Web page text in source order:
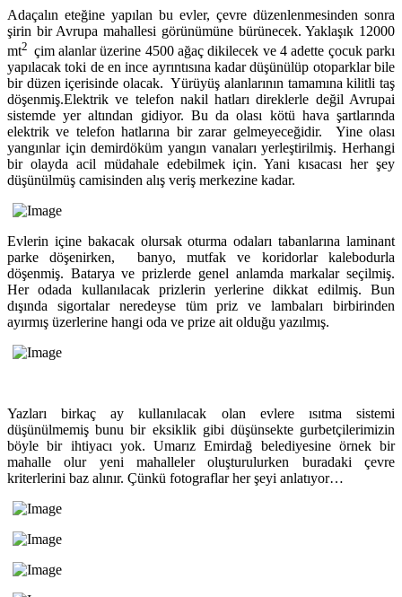
Adaçalın eteğine yapılan bu evler, çevre düzenlenmesinden sonra
şirin bir Avrupa mahallesi görünümüne bürünecek. Yaklaşık 12000
mt2 çim alanlar üzerine 4500 ağaç dikilecek ve 4 adette çocuk parkı
yapılacak toki de en ince ayrıntısına kadar düşünülüp otoparklar bile
bir düzen içerisinde olacak. Yürüyüş alanlarının tamamına kilitli taş
döşenmiş.Elektrik ve telefon nakil hatları direklerle değil Avrupai
sistemde yer altından gidiyor. Bu da olası kötü hava şartlarında
elektrik ve telefon hatlarına bir zarar gelmeyeceğidir.
Yine olası
yangınlar için demirdöküm yangın vanaları yerleştirilmiş. Herhangi
bir olayda acil müdahale edebilmek için. Yani kısacası her şey
düşünülmüş camisinden alış veriş merkezine kadar.
Evlerin içine bakacak olursak oturma odaları tabanlarına laminant
parke döşenirken,
banyo, mutfak ve koridorlar kalebodurla
döşenmiş. Batarya ve prizlerde genel anlamda markalar seçilmiş.
Her odada kullanılacak prizlerin yerlerine dikkat edilmiş. Bun
dışında sigortalar neredeyse tüm priz ve lambaları birbirinden
ayırmış üzerlerine hangi oda ve prize ait olduğu yazılmış.
Yazları birkaç ay kullanılacak olan evlere ısıtma sistemi
düşünülmemiş bunu bir eksiklik gibi düşünsekte gurbetçilerimizin
böyle bir ihtiyacı yok. Umarız Emirdağ belediyesine örnek bir
mahalle olur yeni mahalleler oluşturulurken buradaki çevre
kriterlerini baz alınır. Çünkü fotograflar her şeyi anlatıyor…